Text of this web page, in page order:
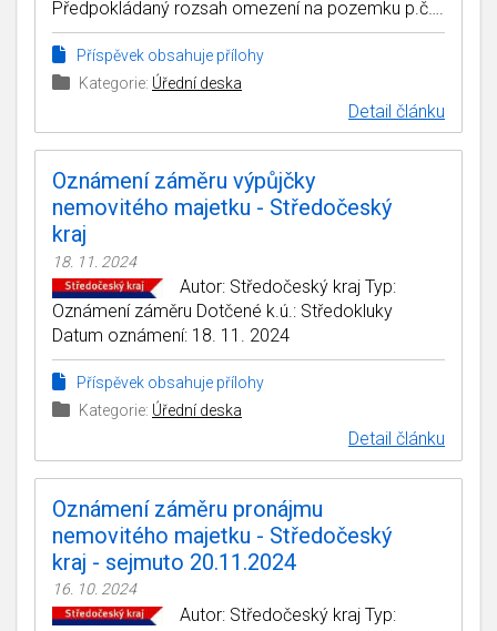
Předpokládaný rozsah omezení na pozemku p.č….
Příspěvek obsahuje přílohy
Kategorie: Úřední deska
Detail článku
Oznámení záměru výpůjčky
nemovitého majetku - Středočeský
kraj
18. 11. 2024
Autor: Středočeský kraj Typ:
Oznámení záměru Dotčené k.ú.: Středokluky
Datum oznámení: 18. 11. 2024
Příspěvek obsahuje přílohy
Kategorie: Úřední deska
Detail článku
Oznámení záměru pronájmu
nemovitého majetku - Středočeský
kraj - sejmuto 20.11.2024
16. 10. 2024
Autor: Středočeský kraj Typ: